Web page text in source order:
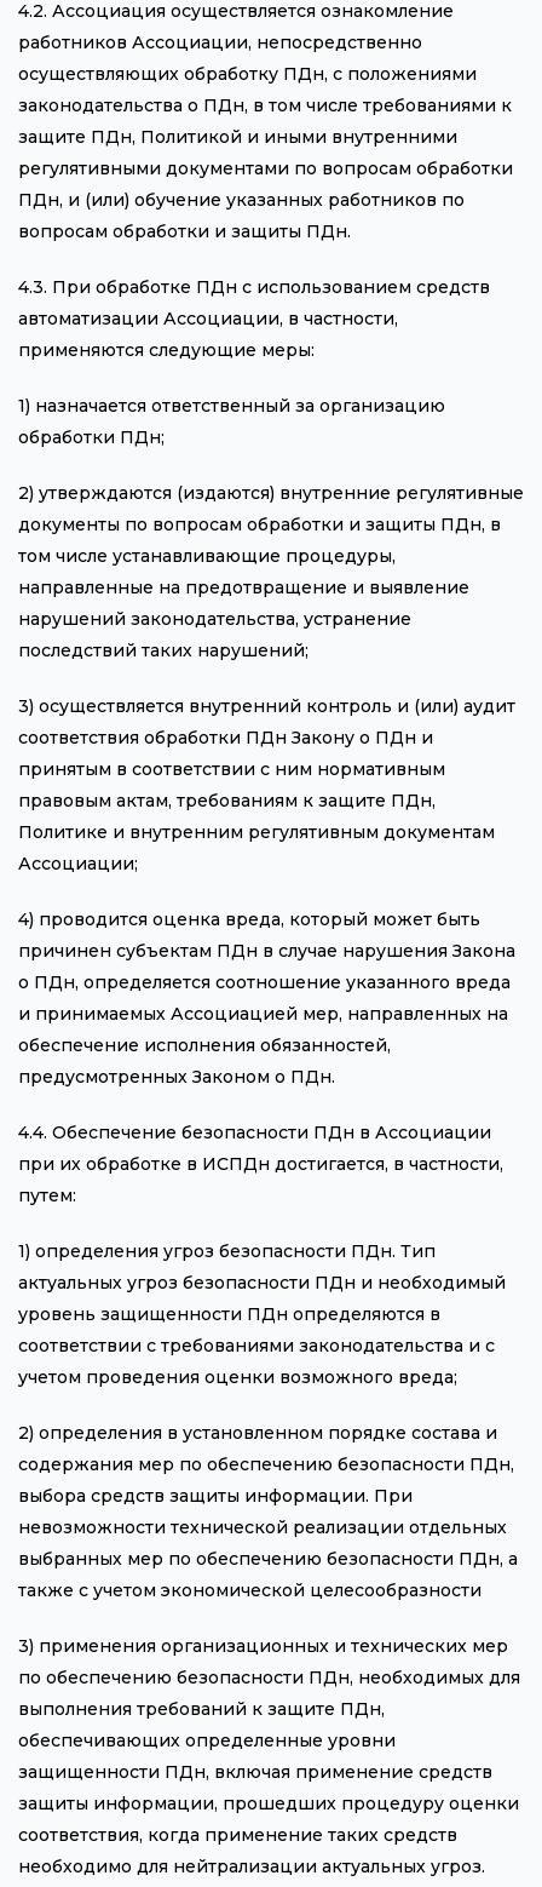
4.2. Ассоциация осуществляется ознакомление
работников Ассоциации, непосредственно
осуществляющих обработку ПДн, с положениями
законодательства о ПДн, в том числе требованиями к
защите ПДн, Политикой и иными внутренними
регулятивными документами по вопросам обработки
ПДн, и (или) обучение указанных работников по
вопросам обработки и защиты ПДн.
4.3. При обработке ПДн с использованием средств
автоматизации Ассоциации, в частности,
применяются следующие меры:
1) назначается ответственный за организацию
обработки ПДн;
2) утверждаются (издаются) внутренние регулятивные
документы по вопросам обработки и защиты ПДн, в
том числе устанавливающие процедуры,
направленные на предотвращение и выявление
нарушений законодательства, устранение
последствий таких нарушений;
3) осуществляется внутренний контроль и (или) аудит
соответствия обработки ПДн Закону о ПДн и
принятым в соответствии с ним нормативным
правовым актам, требованиям к защите ПДн,
Политике и внутренним регулятивным документам
Ассоциации;
4) проводится оценка вреда, который может быть
причинен субъектам ПДн в случае нарушения Закона
о ПДн, определяется соотношение указанного вреда
и принимаемых Ассоциацией мер, направленных на
обеспечение исполнения обязанностей,
предусмотренных Законом о ПДн.
4.4. Обеспечение безопасности ПДн в Ассоциации
при их обработке в ИСПДн достигается, в частности,
путем:
1) определения угроз безопасности ПДн. Тип
актуальных угроз безопасности ПДн и необходимый
уровень защищенности ПДн определяются в
соответствии с требованиями законодательства и с
учетом проведения оценки возможного вреда;
2) определения в установленном порядке состава и
содержания мер по обеспечению безопасности ПДн,
выбора средств защиты информации. При
невозможности технической реализации отдельных
выбранных мер по обеспечению безопасности ПДн, а
также с учетом экономической целесообразности
3) применения организационных и технических мер
по обеспечению безопасности ПДн, необходимых для
выполнения требований к защите ПДн,
обеспечивающих определенные уровни
защищенности ПДн, включая применение средств
защиты информации, прошедших процедуру оценки
соответствия, когда применение таких средств
необходимо для нейтрализации актуальных угроз.